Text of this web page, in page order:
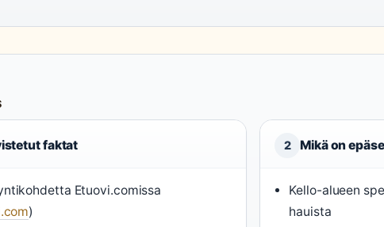
faktat
Etuovi.comissa
)
2 Mikä on
Kello-alueen
hauista